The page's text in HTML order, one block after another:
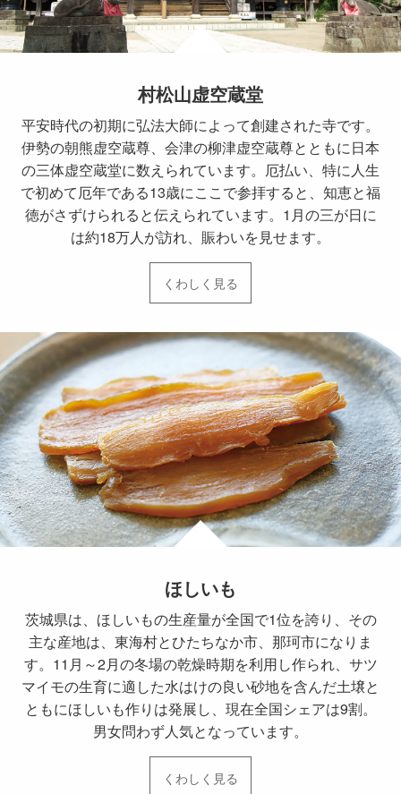
村松山虚空蔵堂
平安時代の初期に弘法大師によって創建された寺です。
伊勢の朝熊虚空蔵尊、会津の柳津虚空蔵尊とともに日本
の三体虚空蔵堂に数えられています。厄払い、特に人生
で初めて厄年である13歳にここで参拝すると、知恵と福
徳がさずけられると伝えられています。1月の三が日に
は約18万人が訪れ、賑わいを見せます。
くわしく見る
ほしいも
茨城県は、ほしいもの生産量が全国で1位を誇り、その
主な産地は、東海村とひたちなか市、那珂市になりま
す。11月～2月の冬場の乾燥時期を利用し作られ、サツ
マイモの生育に適した水はけの良い砂地を含んだ土壌と
ともにほしいも作りは発展し、現在全国シェアは9割。
男女問わず人気となっています。
くわしく見る